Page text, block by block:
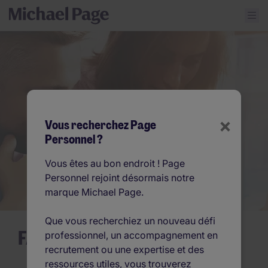
×
Vous recherchez Page
Personnel ?
Vous êtes au bon endroit ! Page
Personnel rejoint désormais notre
marque Michael Page.
Que vous recherchiez un nouveau défi
professionnel, un accompagnement en
recrutement ou une expertise et des
ressources utiles, vous trouverez
FAQ des candidats